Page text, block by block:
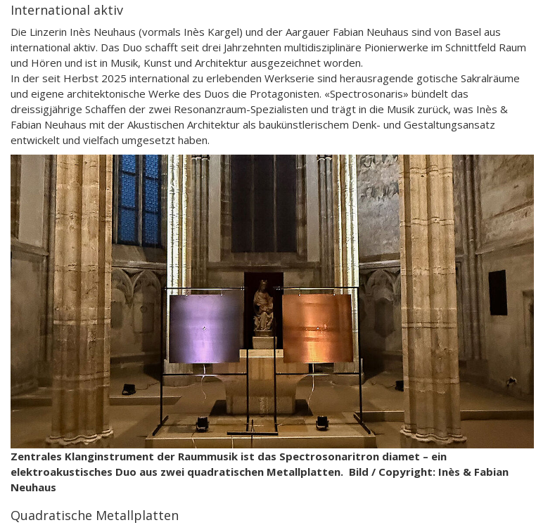
International aktiv
Die Linzerin Inès Neuhaus (vormals Inès Kargel) und der Aargauer Fabian Neuhaus sind von Basel aus
international aktiv. Das Duo schafft seit drei Jahrzehnten multidisziplinäre Pionierwerke im Schnittfeld Raum
und Hören und ist in Musik, Kunst und Architektur ausgezeichnet worden.
In der seit Herbst 2025 international zu erlebenden Werkserie sind herausragende gotische Sakralräume
und eigene architektonische Werke des Duos die Protagonisten. «Spectrosonaris» bündelt das
dreissigjährige Schaffen der zwei Resonanzraum-Spezialisten und trägt in die Musik zurück, was Inès &
Fabian Neuhaus mit der Akustischen Architektur als baukünstlerischem Denk- und Gestaltungsansatz
entwickelt und vielfach umgesetzt haben.
Zentrales Klanginstrument der Raummusik ist das Spectrosonaritron diamet – ein
elektroakustisches Duo aus zwei quadratischen Metallplatten. Bild / Copyright: Inès & Fabian
Neuhaus
Quadratische Metallplatten
JULI 2026